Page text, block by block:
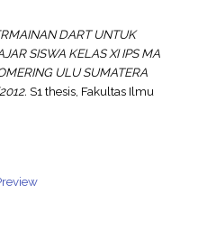
DART UNTUK
SISWA KELAS XI IPS MA
ULU SUMATERA
S1 thesis, Fakultas Ilmu